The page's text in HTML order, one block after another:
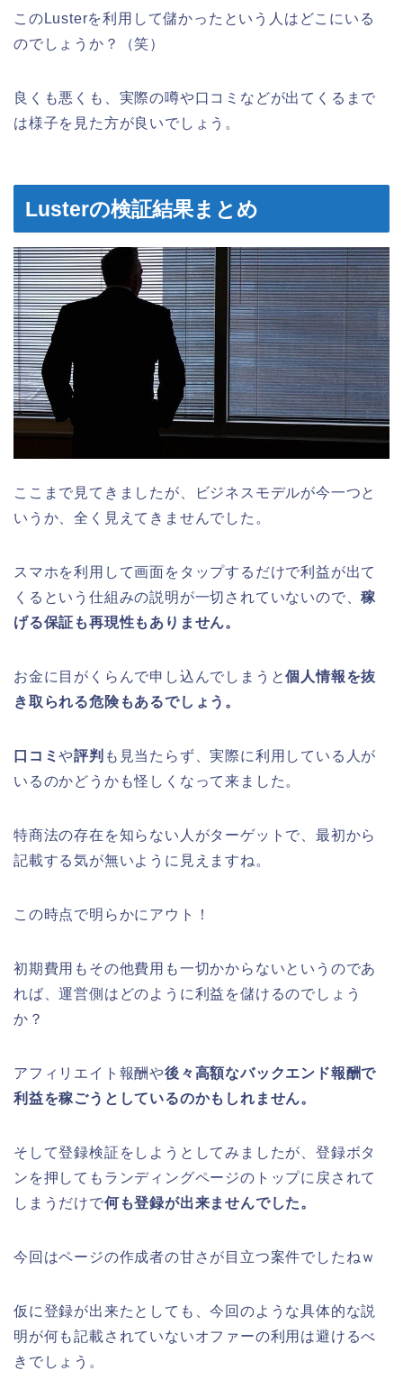
このLusterを利用して儲かったという人はどこにいる
のでしょうか？（笑）
良くも悪くも、実際の噂や口コミなどが出てくるまで
は様子を見た方が良いでしょう。
Lusterの検証結果まとめ
ここまで見てきましたが、ビジネスモデルが今一つと
いうか、全く見えてきませんでした。
スマホを利用して画面をタップするだけで利益が出て
くるという仕組みの説明が一切されていないので、稼
げる保証も再現性もありません。
お金に目がくらんで申し込んでしまうと個人情報を抜
き取られる危険もあるでしょう。
口コミや評判 も見当たらず、実際に利用している人が
いるのかどうかも怪しくなって来ました。
特商法の存在を知らない人がターゲットで、最初から
記載する気が無いように見えますね。
この時点で明らかにアウト！
初期費用もその他費用も一切かからないというのであ
れば、運営側はどのように利益を儲けるのでしょう
か？
アフィリエイト報酬や後々高額なバックエンド報酬で
利益を稼ごうとしているのかもしれません。
そして登録検証をしようとしてみましたが、登録ボタ
ンを押してもランディングページのトップに戻されて
しまうだけで何も登録が出来ませんでした。
今回はページの作成者の甘さが目立つ案件でしたねｗ
仮に登録が出来たとしても、今回のような具体的な説
明が何も記載されていないオファーの利用は避けるべ
きでしょう。